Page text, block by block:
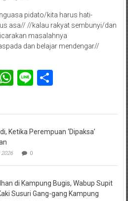
pidato/kita harus hati-
asa// //kalau rakyat sembunyi/dan
masalahnya
dan belajar mendengar//
WhatsApp
LineShare
Ketika Perempuan ‘Dipaksa’
2026 0
di Kampung Bugis, Wabup Supit
Susuri Gang-gang Kampung